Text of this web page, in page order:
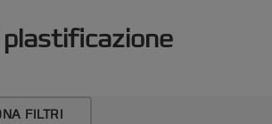
plastificazione
FILTRI